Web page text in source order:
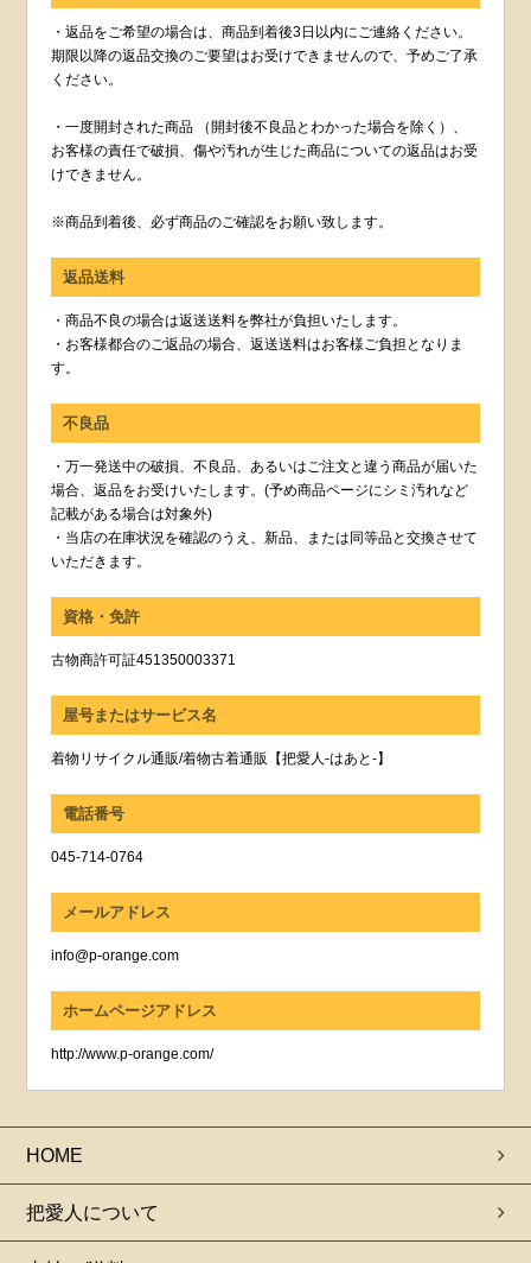
・返品をご希望の場合は、商品到着後3日以内にご連絡ください。
期限以降の返品交換のご要望はお受けできませんので、予めご了承
ください。
・一度開封された商品 （開封後不良品とわかった場合を除く）、
お客様の責任で破損、傷や汚れが生じた商品についての返品はお受
けできません。
※商品到着後、必ず商品のご確認をお願い致します。
返品送料
・商品不良の場合は返送送料を弊社が負担いたします。
・お客様都合のご返品の場合、返送送料はお客様ご負担となりま
す。
不良品
・万一発送中の破損、不良品、あるいはご注文と違う商品が届いた
場合、返品をお受けいたします。(予め商品ページにシミ汚れなど
記載がある場合は対象外)
・当店の在庫状況を確認のうえ、新品、または同等品と交換させて
いただきます。
資格・免許
古物商許可証451350003371
屋号またはサービス名
着物リサイクル通販/着物古着通販【把愛人-はあと-】
電話番号
045-714-0764
メールアドレス
info@p-orange.com
ホームページアドレス
http://www.p-orange.com/
HOME
把愛人について